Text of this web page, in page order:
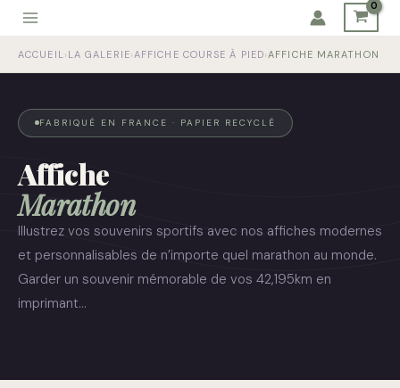
Aller
contenu
ACCUEIL › LA GALERIE› AFFICHE COURSE À PIED› AFFICHE MARATHON
FABRIQUÉ EN FRANCE · PAPIER RECYCLÉ
Affiche
Marathon
Illustrez vos souvenirs sportifs avec nos affiches modernes
et personnalisables de n’importe quel marathon au monde.
Garder un souvenir mémorable de vos 42,195km en
imprimant…